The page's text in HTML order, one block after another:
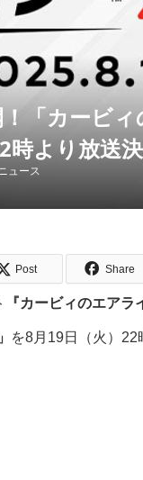
「カービ
より放送
ュース
Post Share
『カービィのエアラ
を8月19日（火）